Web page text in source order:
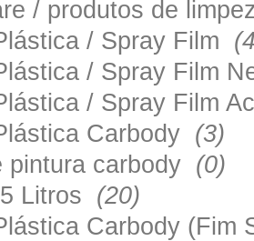
/ produtos de
/ Spray Film
/ Spray Film
/ Spray Film
Carbody (3)
pintura carbody (0)
Litros (20)
Carbody